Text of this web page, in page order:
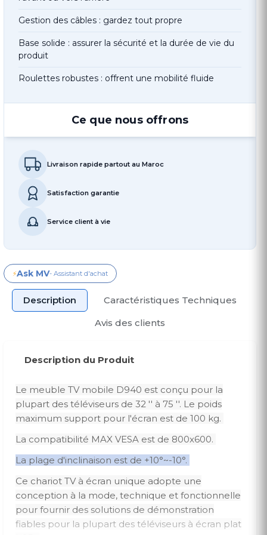
Gestion des câbles : gardez tout propre
Base solide : assurer la sécurité et la durée de vie du
produit
Roulettes robustes : offrent une mobilité fluide
Ce que nous offrons
Livraison rapide partout au Maroc
Satisfaction garantie
Service client à vie
⚡Ask MV- Assistant d'achat
Description
Caractéristiques Techniques
Avis des clients
Description du Produit
Le meuble TV mobile D940 est conçu pour la
plupart des téléviseurs de 32 '' à 75 ''. Le poids
maximum support pour l'écran est de 100 kg.
La compatibilité MAX VESA est de 800x600.
La plage d'inclinaison est de +10°~-10°.
Ce chariot TV à écran unique adopte une
conception à la mode, technique et fonctionnelle
pour fournir des solutions de démonstration
fiables pour la plupart des téléviseurs à écran plat